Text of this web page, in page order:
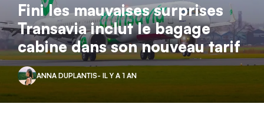
Fini les mauvaises surprises
Transavia inclut le bagage
cabine dans son nouveau tarif
ANNA DUPLANTIS- IL Y A 1 AN